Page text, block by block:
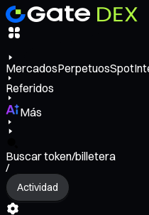
MercadosPerpetuosSpot
Referidos
Más
Buscar token/billetera
/
Actividad